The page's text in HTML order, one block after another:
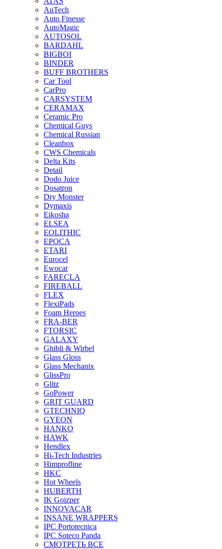
AuTech
Auto Finesse
AutoMagic
AUTOSOL
BARDAHL
BIGBOI
BINDER
BUFF BROTHERS
Car Tool
CarPro
CARSYSTEM
CERAMAX
Ceramic Pro
Chemical Guys
Chemical Russian
Cleanbox
CWS Chemicals
Delta Kits
Detail
Dodo Juice
Dosatron
Dry Monster
Dymaxis
Eikosha
ELSEA
EOLITHIC
EPOCA
ETARI
Eurocel
Ewocar
FARECLA
FIREBALL
FLEX
FlexiPads
Foam Heroes
FRA-BER
FTORSIC
GALAXY
Ghibli & Wirbel
Glass Gloss
Glass Mechanix
GlissPro
Glitz
GoPower
GRIT GUARD
GTECHNIQ
GYEON
HANKO
HAWK
Hendlex
Hi-Tech Industries
Himprofline
HKC
Hot Wheels
HUBERTH
IK Goizper
INNOVACAR
INSANE WRAPPERS
IPC Portotecnica
IPC Soteco Panda
СМОТРЕТЬ ВСЕ